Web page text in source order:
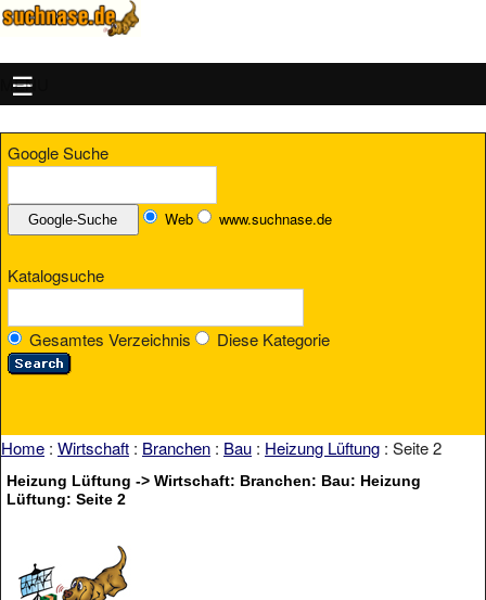
MENU
Google Suche
Web www.suchnase.de
Katalogsuche
Gesamtes Verzeichnis Diese Kategorie
Home : Wirtschaft : Branchen : Bau : Heizung Lüftung : Seite 2
Heizung Lüftung -> Wirtschaft: Branchen: Bau: Heizung
Lüftung: Seite 2